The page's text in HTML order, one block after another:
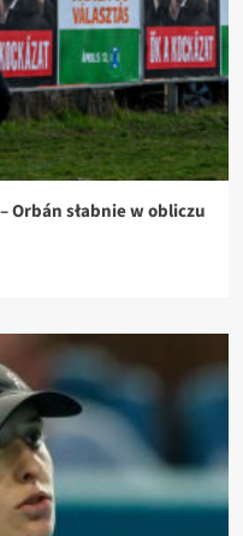
Orbán słabnie w obliczu